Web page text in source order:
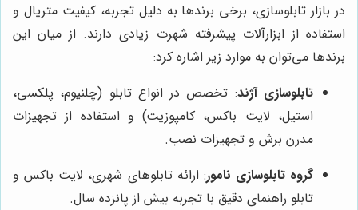
در بازار تابلوسازی، برخی برندها به دلیل تجربه، کیفیت متریال و
استفاده از ابزارآلات پیشرفته شهرت زیادی دارند. از میان این
برندها می‌توان به موارد زیر اشاره کرد:
تابلوسازی آژند: تخصص در انواع تابلو (چلنیوم، پلکسی،
استیل، لایت باکس، کامپوزیت) و استفاده از تجهیزات
مدرن برش و تجهیزات نصب.
گروه تابلوسازی نامور: ارائه تابلوهای شهری، لایت باکس و
تابلو راهنمای دقیق با تجربه بیش از پانزده سال.